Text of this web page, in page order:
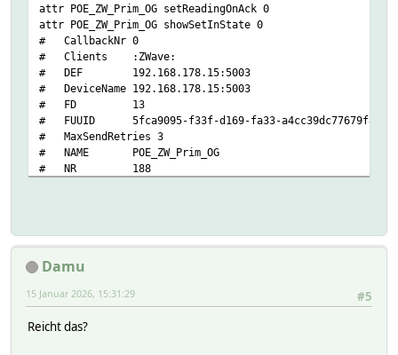
attr POE_ZW_Prim_OG setReadingOnAck 0
attr POE_ZW_Prim_OG showSetInState 0
# CallbackNr 0
# Clients :ZWave:
# DEF 192.168.178.15:5003
# DeviceName 192.168.178.15:5003
# FD 13
# FUUID 5fca9095-f33f-d169-fa33-a4cc39dc77679f85
# MaxSendRetries 3
# NAME POE_ZW_Prim_OG
# NR 188
# RAWMSG
# ReadTime 1768487342.29231
# STATE Initialized
# SendTime 1768486070.98321
# TYPE ZWDongle
# WaitForAck 0
Damu
#5
15 Januar 2026, 15:31:29
Reicht das?